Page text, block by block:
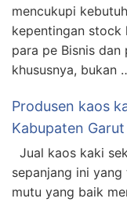
mencukupi
kepentingan stock
para pe Bisnis
khususnya, bukan
Produsen kaos
Kabupaten Garut
Jual kaos kaki
sepanjang ini
mutu yang baik